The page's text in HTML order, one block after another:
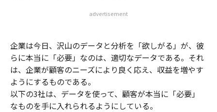
advertisement
企業は今日、沢山のデータと分析を「欲しがる」が、彼
らに本当に「必要」なのは、適切なデータである。それ
は、企業が顧客のニーズにより良く応え、収益を増やす
ようにするものである。
以下の3社は、データを使って、顧客が本当に「必要」
なものを手に入れられるようにしている。